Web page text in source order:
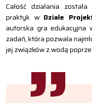
Całość działania
praktyk w Dziale
autorska gra edukacyjna
zadań, która pozwala
jej związków z wodą